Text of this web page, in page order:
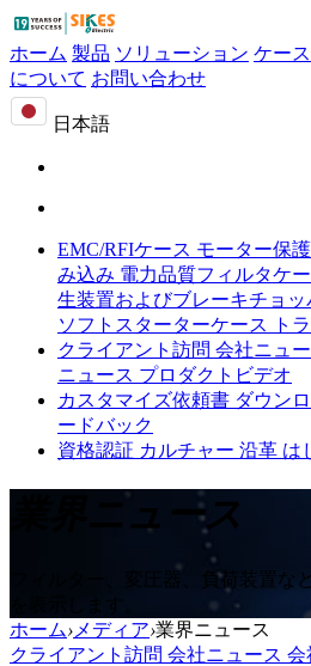
ホーム 製品 ソリューション ケース
について お問い合わせ
日本語
EMC/RFIケース モーター保
み込み 電力品質フィルタケ
生装置およびブレーキチョッ
ソフトスターターケース
ト
クライアント訪問 会社ニュ
ニュース プロダクトビデオ
カスタマイズ依頼書 ダウン
ードバック
資格認証 カルチャー 沿革 は
業界ニュース
フィルター、変圧器、負荷装置な
ホーム› メディア›業界ニュース
クライアント訪問 会社ニュース 会